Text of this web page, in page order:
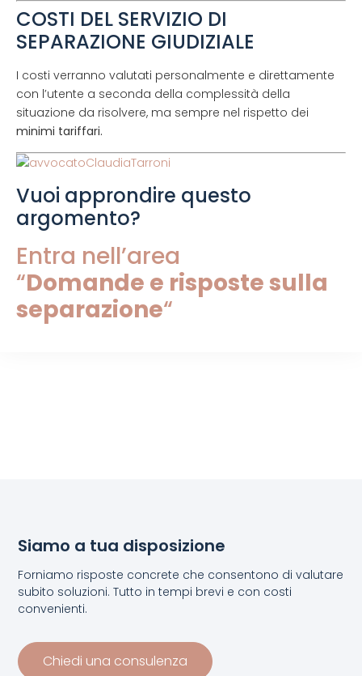
COSTI DEL SERVIZIO DI
SEPARAZIONE GIUDIZIALE
I costi verranno valutati personalmente e direttamente
con l’utente a seconda della complessità della
situazione da risolvere, ma sempre nel rispetto dei
minimi tariffari.
Vuoi approndire questo
argomento?
Entra nell’area
“Domande e risposte sulla
separazione“
Siamo a tua disposizione
Forniamo risposte concrete che consentono di valutare
subito soluzioni. Tutto in tempi brevi e con costi
convenienti.
Chiedi una consulenza